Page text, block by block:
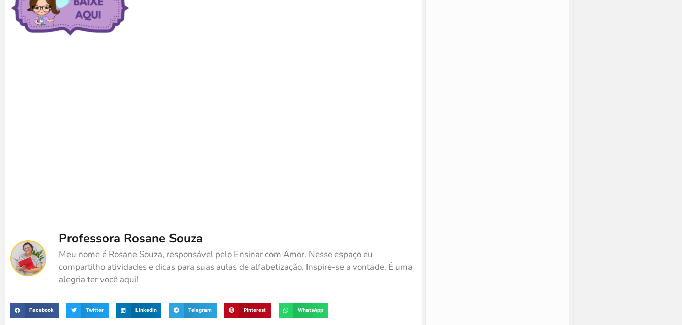
Professora Rosane Souza
Meu nome é Rosane Souza, responsável pelo Ensinar com Amor. Nesse espaço eu
compartilho atividades e dicas para suas aulas de alfabetização. Inspire-se a vontade. É uma
alegria ter você aqui!
Facebook Twitter LinkedIn Telegram Pinterest WhatsApp